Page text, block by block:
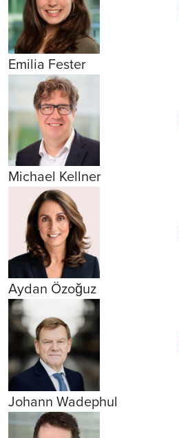
Emilia Fester
Michael Kellner
Aydan Özoğuz
Johann Wadephul